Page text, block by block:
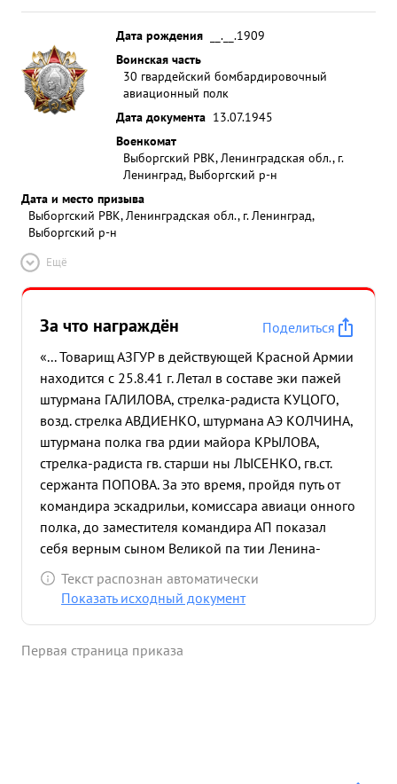
Дата рождения
__.__.1909
Воинская часть
30 гвардейский бомбардировочный
авиационный полк
Дата документа 13.07.1945
Военкомат
Выборгский РВК, Ленинградская обл., г.
Ленинград, Выборгский р-н
Дата и место призыва
Выборгский РВК, Ленинградская обл., г. Ленинград,
Выборгский р-н
Ещё
За что награждён
Поделиться
«... Товарищ АЗГУР в действующей Красной Армии
находится с 25.8.41 г. Летал в составе эки пажей
штурмана ГАЛИЛОВА, стрелка-радиста КУЦОГО,
возд. стрелка АВДИЕНКО, штурмана АЭ КОЛЧИНА,
штурмана полка гва рдии майора КРЫЛОВА,
стрелка-радиста гв. старши ны ЛЫСЕНКО, гв.ст.
сержанта ПОПОВА. За это время, пройдя путь от
командира эскадрильи, комиссара авиаци онного
полка, до заместителя командира АП показал
себя верным сыном Великой па тии Ленина-
Сталина и пламенным патриотом и защи коп
нашей Родины. Находясь все время на
воспитанию личного состава в духе
Текст распознан автоматически
Показать исходный документ
Первая страница приказа